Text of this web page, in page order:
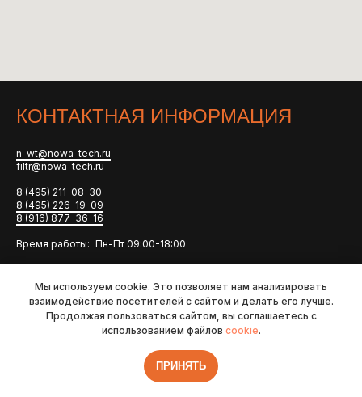
КОНТАКТНАЯ ИНФОРМАЦИЯ
n-wt@nowa-tech.ru
filtr@nowa-tech.ru
8 (495) 211-08-30
8 (495) 226-19-09
8 (916) 877-36-16
Время работы: Пн-Пт 09:00-18:00
ОТГРУЗКА ТОВАРА ОСУЩЕСТВЛЯЕТСЯ ПО ВСЕЙ РОССИИ
одробная контактная информация
Мы используем cookie. Это позволяет нам анализировать
взаимодействие посетителей с сайтом и делать его лучше.
Продолжая пользоваться сайтом, вы соглашаетесь с
использованием файлов cookie.
ПРИНЯТЬ